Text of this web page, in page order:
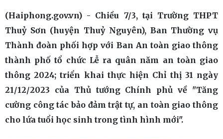
(Haiphong.gov.vn) - Chiều 7/3, tại Trường THPT
Thuỷ Sơn (huyện Thuỷ Nguyên), Ban Thường vụ
Thành đoàn phối hợp với Ban An toàn giao thông
thành phố tổ chức Lễ ra quân năm an toàn giao
thông 2024; triển khai thực hiện Chỉ thị 31 ngày
21/12/2023 của Thủ tướng Chính phủ về "Tăng
cường công tác bảo đảm trật tự, an toàn giao thông
cho lứa tuổi học sinh trong tình hình mới".